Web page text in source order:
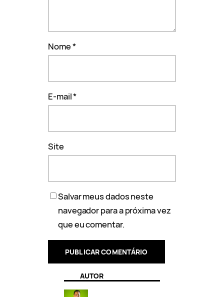
Nome*
E-mail*
Site
Salvar meus dados neste
navegador para a próxima vez
que eu comentar.
AUTOR